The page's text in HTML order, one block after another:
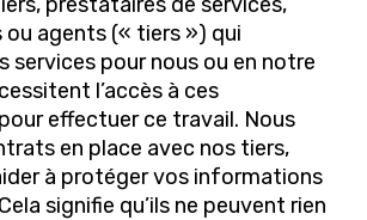
ou agents (« tiers ») qui
services pour nous ou en notre
l’accès à ces
effectuer ce travail. Nous
en place avec nos tiers,
à protéger vos informations
signifie qu’ils ne peuvent rien